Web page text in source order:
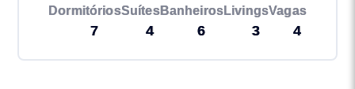
Dormitórios
7
Suítes
4
Banheiros
6
Livings
3
Vagas
4